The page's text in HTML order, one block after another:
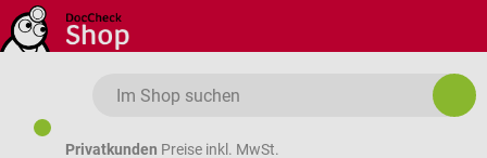
Zum Hauptinhalt springen
Privatkunden Preise inkl. MwSt.